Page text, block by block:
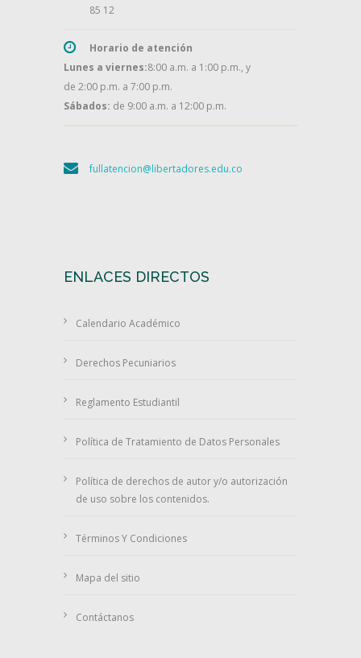
85 12
Horario de atención
Lunes a viernes:8:00 a.m. a 1:00 p.m., y
de 2:00 p.m. a 7:00 p.m.
Sábados: de 9:00 a.m. a 12:00 p.m.
fullatencion@libertadores.edu.co
ENLACES DIRECTOS
Calendario Académico
Derechos Pecuniarios
Reglamento Estudiantil
Política de Tratamiento de Datos Personales
Política de derechos de autor y/o autorización
de uso sobre los contenidos.
Términos Y Condiciones
Mapa del sitio
Contáctanos